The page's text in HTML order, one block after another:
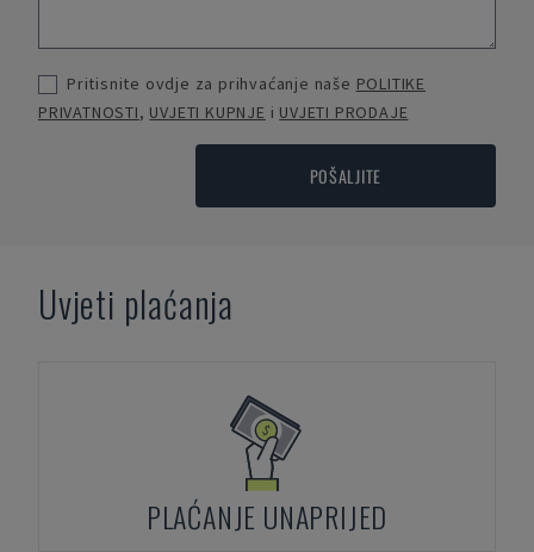
Pritisnite ovdje za prihvaćanje naše POLITIKE
PRIVATNOSTI, UVJETI KUPNJE i UVJETI PRODAJE
POŠALJITE
Uvjeti plaćanja
PLAĆANJE UNAPRIJED